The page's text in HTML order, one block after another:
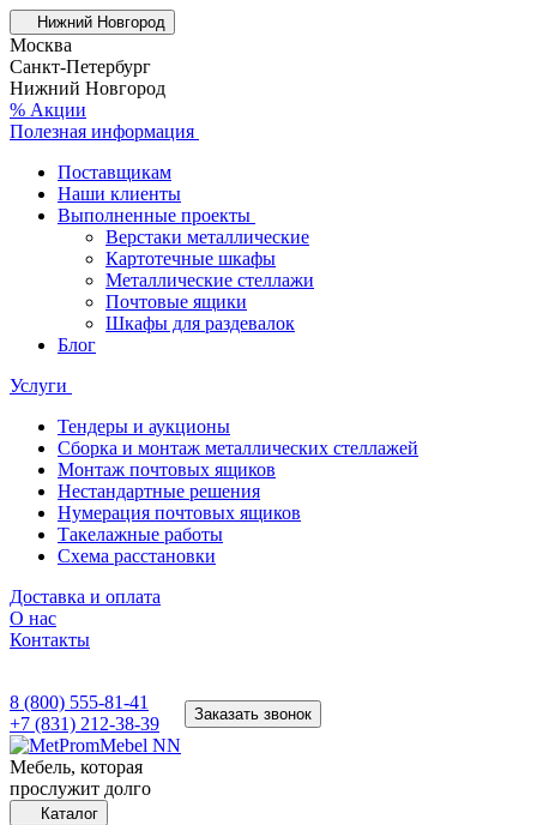
Нижний Новгород
Москва
Санкт-Петербург
Нижний Новгород
% Акции
Полезная информация
Поставщикам
Наши клиенты
Выполненные проекты
Верстаки металлические
Картотечные шкафы
Металлические стеллажи
Почтовые ящики
Шкафы для раздевалок
Блог
Услуги
Тендеры и аукционы
Сборка и монтаж металлических стеллажей
Монтаж почтовых ящиков
Нестандартные решения
Нумерация почтовых ящиков
Такелажные работы
Схема расстановки
Доставка и оплата
О нас
Контакты
8 (800) 555-81-41
+7 (831) 212-38-39
Заказать звонок
Мебель, которая
прослужит долго
Каталог